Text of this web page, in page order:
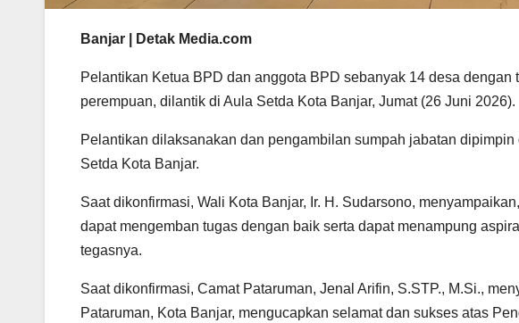
Banjar | Detak Media.com
Pelantikan Ketua BPD dan anggota BPD sebanyak 14 desa
perempuan, dilantik di Aula Setda Kota Banjar, Jumat (26 Juni 2026).
Pelantikan dilaksanakan dan pengambilan sumpah jabatan
Setda Kota Banjar.
Saat dikonfirmasi, Wali Kota Banjar, Ir. H. Sudarsono,
dapat mengemban tugas dengan baik serta dapat menampung
tegasnya.
Saat dikonfirmasi, Camat Pataruman, Jenal Arifin, S.STP., M.Si.,
Pataruman, Kota Banjar, mengucapkan selamat dan sukses atas